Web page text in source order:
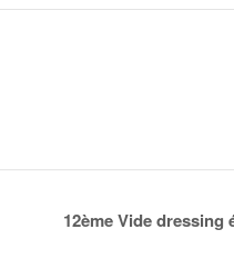
12ème Vide dressing